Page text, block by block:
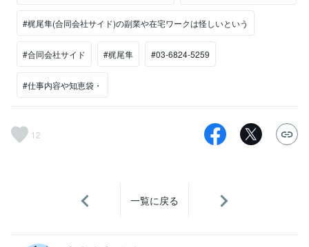
#梶尾隼(合同会社サイド)の副業や在宅ワークは怪しいという
#合同会社サイド #梶尾隼 #03-6824-5259
#仕事内容や知恵袋・
12
一覧に戻る